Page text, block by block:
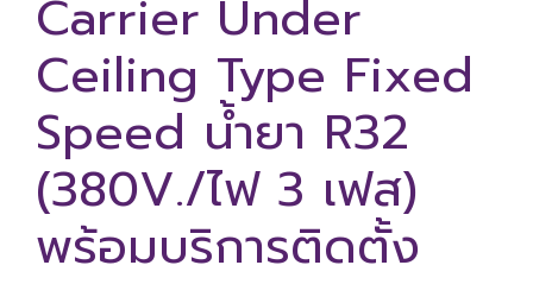
Carrier Under
Ceiling Type Fixed
Speed น้ำยา R32
(380V./ไฟ 3 เฟส)
พร้อมบริการติดตั้ง